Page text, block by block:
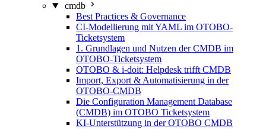
cmdb
Best Practices & Governance
CI-Modellierung mit YAML im OTOBO-
Ticketsystem
1. Grundlagen und Nutzen der CMDB im
OTOBO-Ticketsystem
OTOBO & i-doit: Helpdesk trifft CMDB
Import, Export & Automatisierung in der
OTOBO-CMDB
Die Configuration Management Database
(CMDB) im OTOBO Ticketsystem
KI-Unterstützung in der OTOBO CMDB